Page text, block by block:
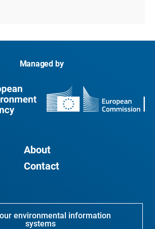
Managed by
About
Contact
environmental information
systems